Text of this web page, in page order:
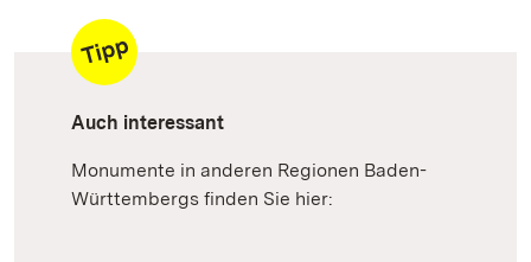
Auch interessant
Monumente in anderen Regionen Baden-
Württembergs finden Sie hier: